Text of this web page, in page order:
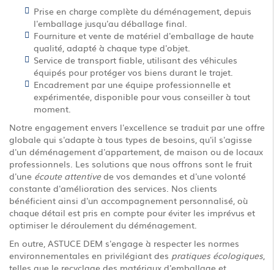
Prise en charge complète du déménagement, depuis
l'emballage jusqu'au déballage final.
Fourniture et vente de matériel d'emballage de haute
qualité, adapté à chaque type d'objet.
Service de transport fiable, utilisant des véhicules
équipés pour protéger vos biens durant le trajet.
Encadrement par une équipe professionnelle et
expérimentée, disponible pour vous conseiller à tout
moment.
Notre engagement envers l'excellence se traduit par une offre
globale qui s'adapte à tous types de besoins, qu'il s'agisse
d'un déménagement d'appartement, de maison ou de locaux
professionnels. Les solutions que nous offrons sont le fruit
d'une écoute attentivede vos demandes et d'une volonté
constante d'amélioration des services. Nos clients
bénéficient ainsi d'un accompagnement personnalisé, où
chaque détail est pris en compte pour éviter les imprévus et
optimiser le déroulement du déménagement.
En outre, ASTUCE DEM s'engage à respecter les normes
environnementales en privilégiant des pratiques écologiques,